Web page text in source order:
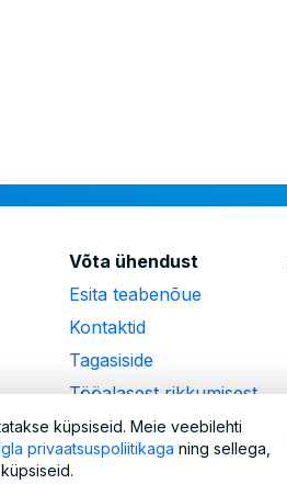
küpsiseid. Meie veebilehti
privaatsuspoliitikaga ning sellega,
Võta ühendust
Esita teabenõue
Kontaktid
Tagasiside
Tööalasest rikkumisest
teavitamine
Ligipääsetavuse teatis